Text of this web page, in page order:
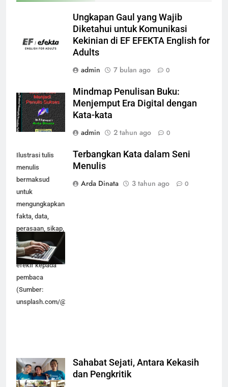
Ungkapan Gaul yang Wajib
Diketahui untuk Komunikasi
Kekinian di EF EFEKTA English for
Adults
admin
7 bulan ago 0
Mindmap Penulisan Buku:
Menjemput Era Digital dengan
Kata-kata
admin
2 tahun ago 0
Ilustrasi tulis
menulis
bermaksud
untuk
mengungkapkan
fakta, data,
perasaan, sikap,
isi hati dan
pikiran secara
efekif kepada
pembaca
(Sumber:
unsplash.com/@kaitlynbaker)
Terbangkan Kata dalam Seni
Menulis
Arda Dinata
3 tahun ago 0
Sahabat Sejati, Antara Kekasih
dan Pengkritik